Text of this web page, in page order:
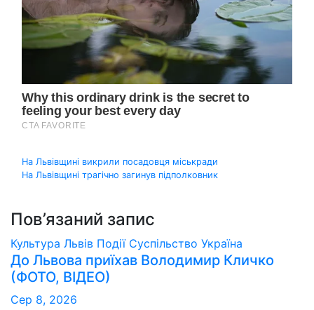
Навігація
На Львівщині викрили посадовця міськради
На Львівщині трагічно загинув підполковник
Пов’язаний запис
Культура Львів Події Суспільство Україна
До Львова приїхав Володимир Кличко
(ФОТО, ВІДЕО)
Сер 8, 2026